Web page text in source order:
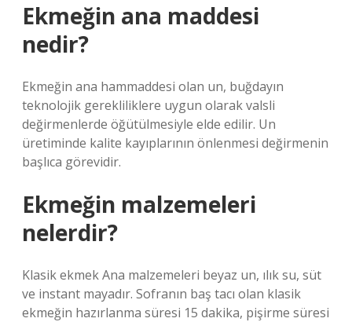
Ekmeğin ana maddesi
nedir?
Ekmeğin ana hammaddesi olan un, buğdayın
teknolojik gerekliliklere uygun olarak valsli
değirmenlerde öğütülmesiyle elde edilir. Un
üretiminde kalite kayıplarının önlenmesi değirmenin
başlıca görevidir.
Ekmeğin malzemeleri
nelerdir?
Klasik ekmek Ana malzemeleri beyaz un, ılık su, süt
ve instant mayadır. Sofranın baş tacı olan klasik
ekmeğin hazırlanma süresi 15 dakika, pişirme süresi